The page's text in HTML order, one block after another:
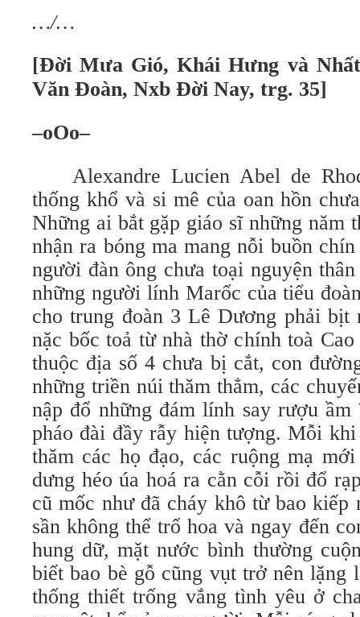
…/…
[Đời Mưa Gió, Khái Hưng và
Văn Đoàn, Nxb Đời Nay, trg. 35]
–oOo–
Alexandre Lucien Abel de
thống khổ và si mê của oan hồn
Những ai bắt gặp giáo sĩ những năm
nhận ra bóng ma mang nỗi buồn
người đàn ông chưa toại nguyện
những người lính Marốc của tiểu
cho trung đoàn 3 Lê Dương phải bịt
nặc bốc toả từ nhà thờ chính toà
thuộc địa số 4 chưa bị cắt, con
những triền núi thăm thẳm, các
nập đổ những đám lính say rượu
pháo đài đầy rẫy hiện tượng. Mỗi khi
thăm các họ đạo, các ruộng mạ
dưng héo úa hoá ra cằn cỗi rồi đổ
cũ mốc như đã cháy khô từ bao kiếp
sần không thể trổ hoa và ngay đến
hung dữ, mặt nước bình thường
biết bao bè gỗ cũng vụt trở nên lặng
thống thiết trống vắng tình yêu ở